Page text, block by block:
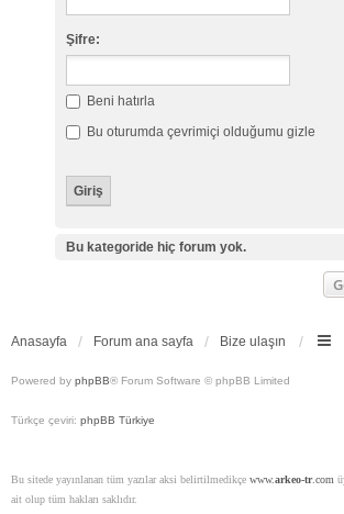
Şifre:
Beni hatırla
Bu oturumda çevrimiçi olduğumu gizle
Bu kategoride hiç forum yok.
Anasayfa Forum ana sayfa Bize ulaşın
Powered by phpBB® Forum Software © phpBB Limited
Türkçe çeviri: phpBB Türkiye
Bu sitede yayınlanan tüm yazılar aksi belirtilmedikçe www.arkeo-tr.com
ait olup tüm hakları saklıdır.